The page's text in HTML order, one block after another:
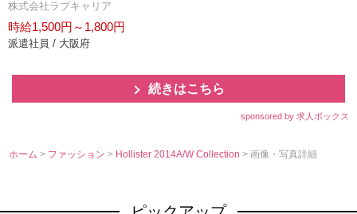
株式会社ラブキャリア
時給1,500円～1,800円
派遣社員 / 大阪府
続きはこちら
sponsored by 求人ボックス
ホーム > ファッション> Hollister 2014A/W Collection> 画像・写真詳細